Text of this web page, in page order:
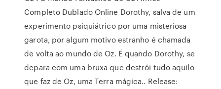
Completo Dublado Online Dorothy, salva de um
experimento psiquiátrico por uma misteriosa
garota, por algum motivo estranho é chamada
de volta ao mundo de Oz. É quando Dorothy, se
depara com uma bruxa que destrói tudo aquilo
que faz de Oz, uma Terra mágica.. Release: